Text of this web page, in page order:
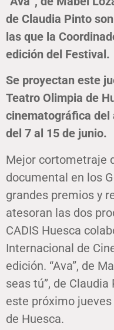
de Claudia Pinto
las que la
edición del Festival.
Se proyectan este
Teatro Olimpia de
cinematográfica del
del 7 al 15 de junio.
Mejor cortometraje
documental en los
grandes premios y
atesoran las dos
CADIS Huesca
Internacional de
edición. “Ava”, de
seas tú”, de
este próximo
de Huesca.